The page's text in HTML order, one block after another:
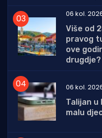
06 kol.
Više od
pravog
ove
drugdje?
06 kol.
Talijan u
malu